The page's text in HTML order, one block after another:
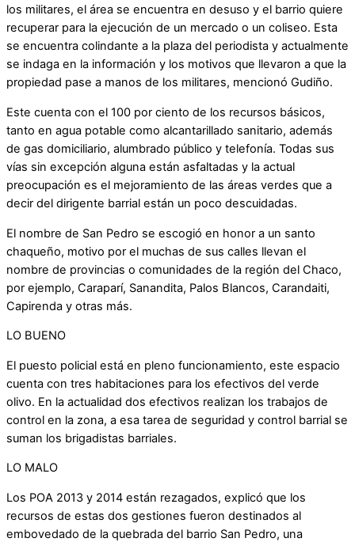
los militares, el área se encuentra en desuso y el barrio quiere
recuperar para la ejecución de un mercado o un coliseo. Esta
se encuentra colindante a la plaza del periodista y actualmente
se indaga en la información y los motivos que llevaron a que la
propiedad pase a manos de los militares, mencionó Gudiño.
Este cuenta con el 100 por ciento de los recursos básicos,
tanto en agua potable como alcantarillado sanitario, además
de gas domiciliario, alumbrado público y telefonía. Todas sus
vías sin excepción alguna están asfaltadas y la actual
preocupación es el mejoramiento de las áreas verdes que a
decir del dirigente barrial están un poco descuidadas.
El nombre de San Pedro se escogió en honor a un santo
chaqueño, motivo por el muchas de sus calles llevan el
nombre de provincias o comunidades de la región del Chaco,
por ejemplo, Caraparí, Sanandita, Palos Blancos, Carandaiti,
Capirenda y otras más.
LO BUENO
El puesto policial está en pleno funcionamiento, este espacio
cuenta con tres habitaciones para los efectivos del verde
olivo. En la actualidad dos efectivos realizan los trabajos de
control en la zona, a esa tarea de seguridad y control barrial se
suman los brigadistas barriales.
LO MALO
Los POA 2013 y 2014 están rezagados, explicó que los
recursos de estas dos gestiones fueron destinados al
embovedado de la quebrada del barrio San Pedro, una